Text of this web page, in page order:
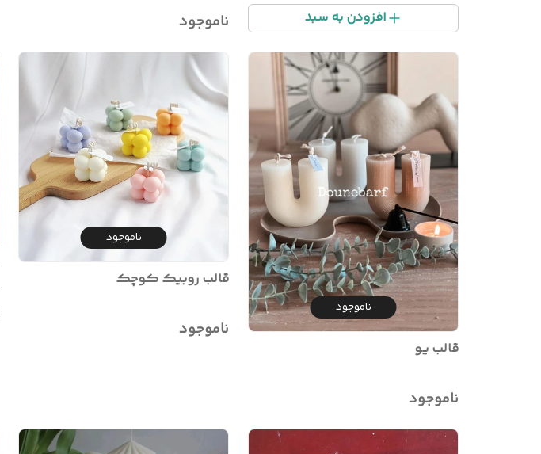
افزودن به سبد ناموجود
ناموجود
قالب یو
ناموجود
ناموجود
قالب روبیک کوچک
ناموجود